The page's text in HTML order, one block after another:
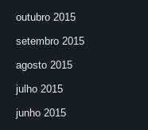
outubro 2015
setembro 2015
agosto 2015
julho 2015
junho 2015